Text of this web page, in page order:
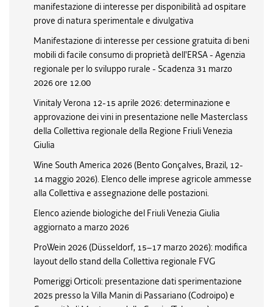
manifestazione di interesse per disponibilità ad ospitare
prove di natura sperimentale e divulgativa
Manifestazione di interesse per cessione gratuita di beni
mobili di facile consumo di proprietà dell'ERSA - Agenzia
regionale per lo sviluppo rurale - Scadenza 31 marzo
2026 ore 12.00
Vinitaly Verona 12-15 aprile 2026: determinazione e
approvazione dei vini in presentazione nelle Masterclass
della Collettiva regionale della Regione Friuli Venezia
Giulia
Wine South America 2026 (Bento Gonçalves, Brazil, 12-
14 maggio 2026). Elenco delle imprese agricole ammesse
alla Collettiva e assegnazione delle postazioni.
Elenco aziende biologiche del Friuli Venezia Giulia
aggiornato a marzo 2026
ProWein 2026 (Düsseldorf, 15–17 marzo 2026): modifica
layout dello stand della Collettiva regionale FVG
Pomeriggi Orticoli: presentazione dati sperimentazione
2025 presso la Villa Manin di Passariano (Codroipo) e